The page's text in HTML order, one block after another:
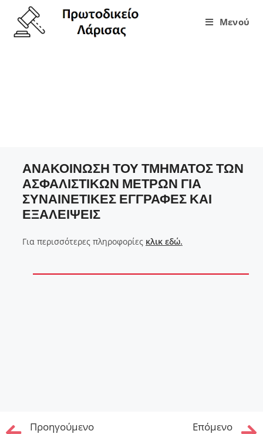
Μενού
ΑΝΑΚΟΙΝΩΣΗ ΤΟΥ ΤΜΗΜΑΤΟΣ ΤΩΝ
ΑΣΦΑΛΙΣΤΙΚΩΝ ΜΕΤΡΩΝ ΓΙΑ
ΣΥΝΑΙΝΕΤΙΚΕΣ ΕΓΓΡΑΦΕΣ ΚΑΙ
ΕΞΑΛΕΙΨΕΙΣ
Για περισσότερες πληροφορίες κλικ εδώ.
Προηγούμενo Επόμενo